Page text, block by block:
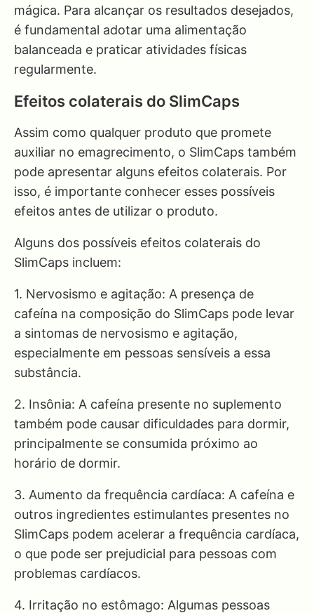
mágica. Para alcançar os resultados desejados,
é fundamental adotar uma alimentação
balanceada e praticar atividades físicas
regularmente.
Efeitos colaterais do SlimCaps
Assim como qualquer produto que promete
auxiliar no emagrecimento, o SlimCaps também
pode apresentar alguns efeitos colaterais. Por
isso, é importante conhecer esses possíveis
efeitos antes de utilizar o produto.
Alguns dos possíveis efeitos colaterais do
SlimCaps incluem:
1. Nervosismo e agitação: A presença de
cafeína na composição do SlimCaps pode levar
a sintomas de nervosismo e agitação,
especialmente em pessoas sensíveis a essa
substância.
2. Insônia: A cafeína presente no suplemento
também pode causar dificuldades para dormir,
principalmente se consumida próximo ao
horário de dormir.
3. Aumento da frequência cardíaca: A cafeína e
outros ingredientes estimulantes presentes no
SlimCaps podem acelerar a frequência cardíaca,
o que pode ser prejudicial para pessoas com
problemas cardíacos.
4. Irritação no estômago: Algumas pessoas